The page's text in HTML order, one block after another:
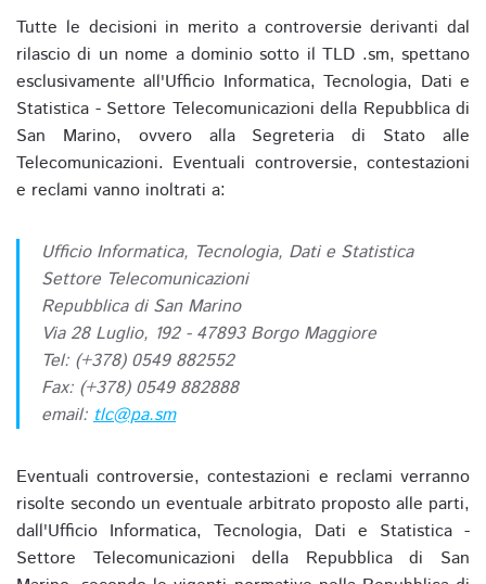
Tutte le decisioni in merito a controversie derivanti dal
rilascio di un nome a dominio sotto il TLD .sm, spettano
esclusivamente all'Ufficio Informatica, Tecnologia, Dati e
Statistica - Settore Telecomunicazioni della Repubblica di
San Marino, ovvero alla Segreteria di Stato alle
Telecomunicazioni. Eventuali controversie, contestazioni
e reclami vanno inoltrati a:
Ufficio Informatica, Tecnologia, Dati e Statistica
Settore Telecomunicazioni
Repubblica di San Marino
Via 28 Luglio, 192 - 47893 Borgo Maggiore
Tel: (+378) 0549 882552
Fax: (+378) 0549 882888
email: tlc@pa.sm
Eventuali controversie, contestazioni e reclami verranno
risolte secondo un eventuale arbitrato proposto alle parti,
dall'Ufficio Informatica, Tecnologia, Dati e Statistica -
Settore Telecomunicazioni della Repubblica di San